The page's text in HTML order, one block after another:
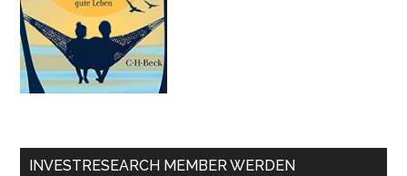
INVESTRESEARCH MEMBER WERDEN